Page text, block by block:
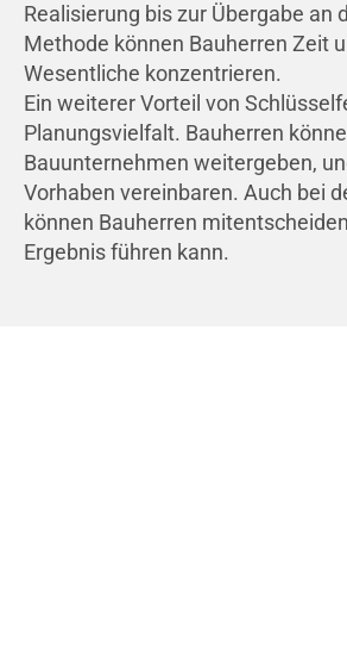
Realisierung bis zur Übergabe an
Methode können Bauherren Zeit
Wesentliche konzentrieren.
Ein weiterer Vorteil von
Planungsvielfalt. Bauherren
Bauunternehmen weitergeben,
Vorhaben vereinbaren. Auch bei
können Bauherren
Ergebnis führen kann.